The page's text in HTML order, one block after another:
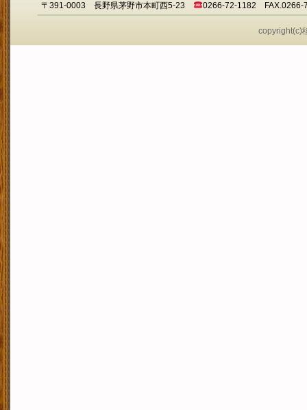
〒391-0003 長野県茅野市本町西5-23
0266-72-1182 FAX.0266-
copyright(c)